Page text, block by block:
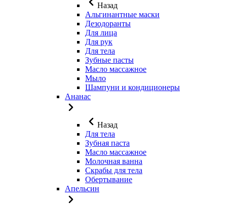
Назад
Альгинантные маски
Дезодоранты
Для лица
Для рук
Для тела
Зубные пасты
Масло массажное
Мыло
Шампуни и кондиционеры
Ананас
Назад
Для тела
Зубная паста
Масло массажное
Молочная ванна
Скрабы для тела
Обертывание
Апельсин